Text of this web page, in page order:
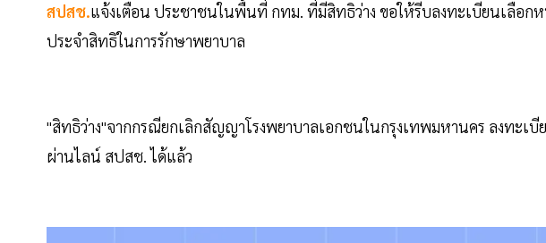
สปสช.แจ้งเตือน ประชาชนในพื้นที่ กทม. ที่มีสิทธิว่าง ขอให้รีบลงทะเบียนเลือก
ประจำสิทธิในการรักษาพยาบาล
"สิทธิว่าง"จากกรณียกเลิกสัญญาโรงพยาบาลเอกชนในกรุงเทพมหานคร ลงทะเ
ผ่านไลน์ สปสช. ได้แล้ว